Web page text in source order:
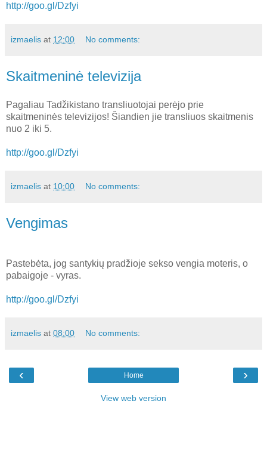
http://goo.gl/Dzfyi
izmaelis at 12:00 No comments:
Skaitmeninė televizija
Pagaliau Tadžikistano transliuotojai perėjo prie
skaitmeninės televizijos! Šiandien jie transliuos skaitmenis
nuo 2 iki 5.
http://goo.gl/Dzfyi
izmaelis at 10:00 No comments:
Vengimas
Pastebėta, jog santykių pradžioje sekso vengia moteris, o
pabaigoje - vyras.
http://goo.gl/Dzfyi
izmaelis at 08:00 No comments:
‹ ›
Home
View web version